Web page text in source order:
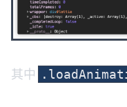
其中